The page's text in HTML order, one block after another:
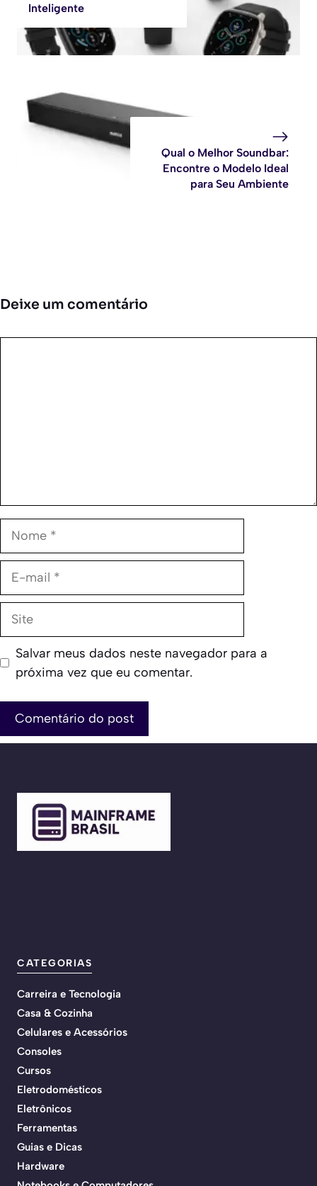
Inteligente
Qual o Melhor Soundbar:
Encontre o Modelo Ideal
para Seu Ambiente
Deixe um comentário
Nome
E-
Site
Salvar meus dados neste navegador para a
próxima vez que eu comentar.
CATEGORIAS
Carreira e Tecnologia
Casa & Cozinha
Celulares e Acessórios
Consoles
Cursos
Eletrodomésticos
Eletrônicos
Ferramentas
Guias e Dicas
Hardware